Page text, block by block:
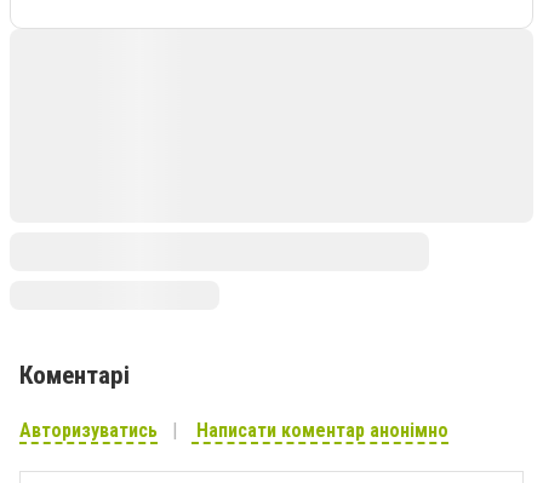
Коментарі
Авторизуватись Написати коментар анонімно